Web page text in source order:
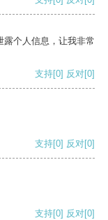
露个人信息，让我非常
支持[0] 反对[0]
支持[0] 反对[0]
支持[0] 反对[0]